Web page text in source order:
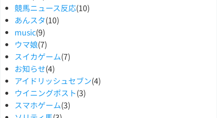
競馬ニュース反応(10)
あんスタ(10)
music(9)
ウマ娘(7)
スイカゲーム(7)
お知らせ(4)
アイドリッシュセブン(4)
ウイニングポスト(3)
スマホゲーム(3)